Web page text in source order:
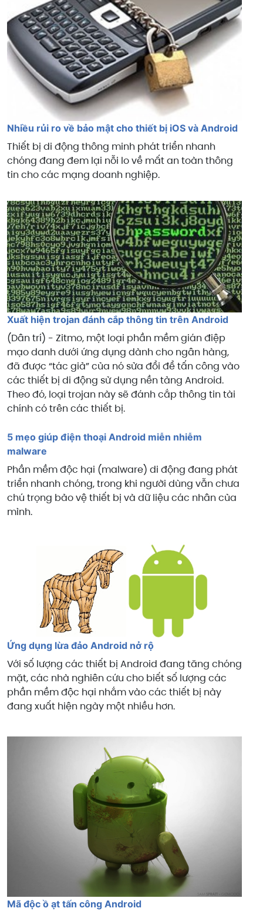
Nhiều rủi ro về bảo mật cho thiết bị iOS và Android
Thiết bị di động thông minh phát triển nhanh
chóng đang đem lại nỗi lo về mất an toàn thông
tin cho các mạng doanh nghiệp.
Xuất hiện trojan đánh cắp thông tin trên Android
(Dân trí) - Zitmo, một loại phần mềm gián điệp
mạo danh dưới ứng dụng dành cho ngân hàng,
đã được “tác giả” của nó sửa đổi để tấn công vào
các thiết bị di động sử dụng nền tảng Android.
Theo đó, loại trojan này sẽ đánh cắp thông tin tài
chính có trên các thiết bị.
5 mẹo giúp điện thoại Android miễn nhiễm
malware
Phần mềm độc hại (malware) di động đang phát
triển nhanh chóng, trong khi người dùng vẫn chưa
chú trọng bảo vệ thiết bị và dữ liệu các nhân của
mình.
Ứng dụng lừa đảo Android nở rộ
Với số lượng các thiết bị Android đang tăng chóng
mặt, các nhà nghiên cứu cho biết số lượng các
phần mềm độc hại nhắm vào các thiết bị này
đang xuất hiện ngày một nhiều hơn.
Mã độc ồ ạt tấn công Android